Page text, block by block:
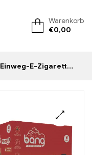
Warenkorb
€0,00
für langanhaltenden Genuss und gleichmäßigen Dampf durch innovative Dual Mesh Spule